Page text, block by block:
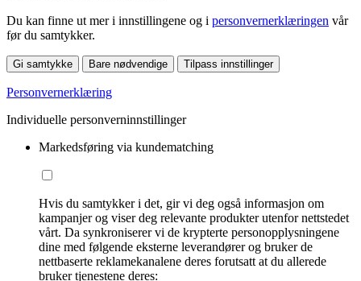
Du kan finne ut mer i innstillingene og i personvernerklæringen vår
før du samtykker.
Gi samtykke Bare nødvendige Tilpass innstillinger
Personvernerklæring
Individuelle personverninnstillinger
Markedsføring via kundematching
Hvis du samtykker i det, gir vi deg også informasjon om
kampanjer og viser deg relevante produkter utenfor nettstedet
vårt. Da synkroniserer vi de krypterte personopplysningene
dine med følgende eksterne leverandører og bruker de
nettbaserte reklamekanalene deres forutsatt at du allerede
bruker tjenestene deres: